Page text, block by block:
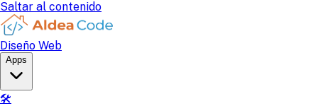
Saltar al contenido
Diseño Web
Apps
🛠️